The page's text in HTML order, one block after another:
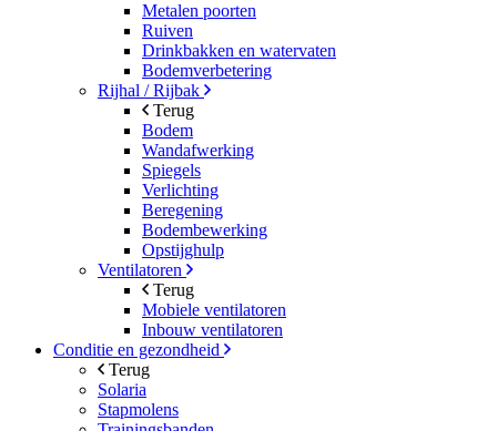
Metalen poorten
Ruiven
Drinkbakken en watervaten
Bodemverbetering
Rijhal / Rijbak
Terug
Bodem
Wandafwerking
Spiegels
Verlichting
Beregening
Bodembewerking
Opstijghulp
Ventilatoren
Terug
Mobiele ventilatoren
Inbouw ventilatoren
Conditie en gezondheid
Terug
Solaria
Stapmolens